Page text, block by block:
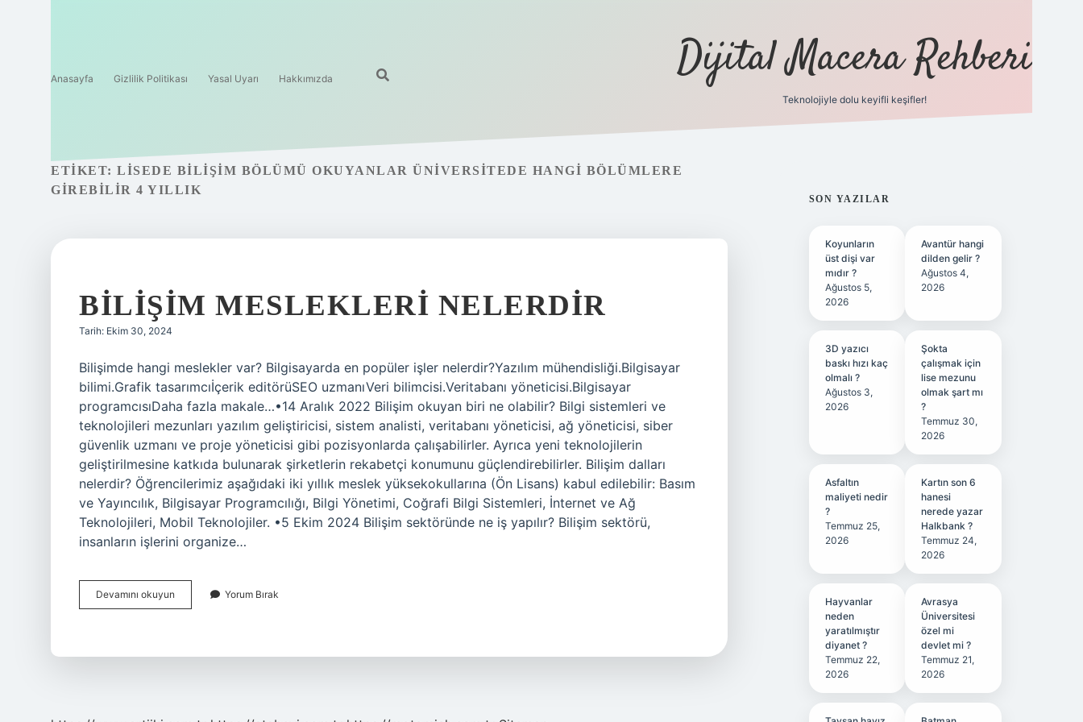
Anasayfa Gizlilik Politikası Yasal Uyarı Hakkımızda Dijital Macera Rehberi
Teknolojiyle dolu keyifli keşifler!
ETIKET: LISEDE BILIŞIM BÖLÜMÜ OKUYANLAR ÜNIVERSITEDE HANGI BÖLÜMLERE
GIREBILIR 4 YILLIK
BILIŞIM MESLEKLERI NELERDIR
Tarih: Ekim 30, 2024
Bilişimde hangi meslekler var? Bilgisayarda en popüler işler nelerdir?Yazılım mühendisliği.Bilgisayar
bilimi.Grafik tasarımcıİçerik editörüSEO uzmanıVeri bilimcisi.Veritabanı yöneticisi.Bilgisayar
programcısıDaha fazla makale…•14 Aralık 2022 Bilişim okuyan biri ne olabilir? Bilgi sistemleri ve
teknolojileri mezunları yazılım geliştiricisi, sistem analisti, veritabanı yöneticisi, ağ yöneticisi, siber
güvenlik uzmanı ve proje yöneticisi gibi pozisyonlarda çalışabilirler. Ayrıca yeni teknolojilerin
geliştirilmesine katkıda bulunarak şirketlerin rekabetçi konumunu güçlendirebilirler. Bilişim dalları
nelerdir? Öğrencilerimiz aşağıdaki iki yıllık meslek yüksekokullarına (Ön Lisans) kabul edilebilir: Basım
ve Yayıncılık, Bilgisayar Programcılığı, Bilgi Yönetimi, Coğrafi Bilgi Sistemleri, İnternet ve Ağ
Teknolojileri, Mobil Teknolojiler. •5 Ekim 2024 Bilişim sektöründe ne iş yapılır? Bilişim sektörü,
insanların işlerini organize…
Devamını okuyun
Meslekleri
Yorum Bırak
SIDEBAR
SON YAZILAR
Koyunların
üst dişi var
mıdır ?
Ağustos 5,
2026
Avantür hangi
dilden gelir ?
Ağustos 4,
2026
3D yazıcı
baskı hızı kaç
olmalı ?
Ağustos 3,
2026
Şokta
çalışmak için
lise mezunu
olmak şart mı
?
Temmuz 30,
2026
Asfaltın
maliyeti nedir
?
Temmuz 25,
2026
Kartın son 6
hanesi
nerede yazar
Halkbank ?
Temmuz 24,
2026
Hayvanlar
neden
yaratılmıştır
diyanet ?
Temmuz 22,
2026
Avrasya
Üniversitesi
özel mi
devlet mi ?
Temmuz 21,
2026